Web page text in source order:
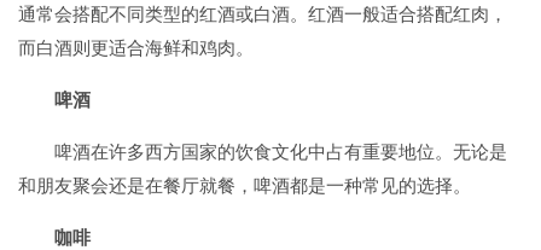
通常会搭配不同类型的红酒或白酒。红酒一般适合搭配红肉，
而白酒则更适合海鲜和鸡肉。
啤酒
啤酒在许多西方国家的饮食文化中占有重要地位。无论是
和朋友聚会还是在餐厅就餐，啤酒都是一种常见的选择。
咖啡